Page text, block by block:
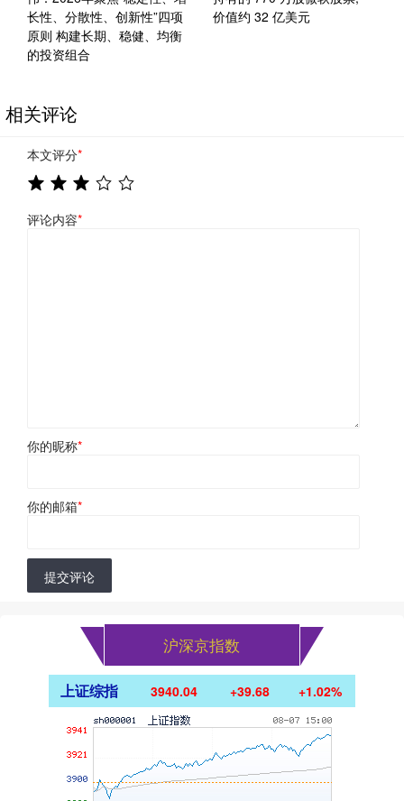
长性、分散性、创新性”四项
原则 构建长期、稳健、均衡
的投资组合
价值约 32 亿美元
相关评论
本文评分*
评论内容*
你的昵称*
你的邮箱*
提交评论
沪深京指数
上证综指 3940.04 +39.68 +1.02%